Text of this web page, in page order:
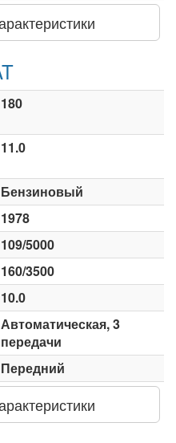
180
11.0
Бензиновый
1978
109/5000
160/3500
10.0
Автоматическая, 3
передачи
Передний